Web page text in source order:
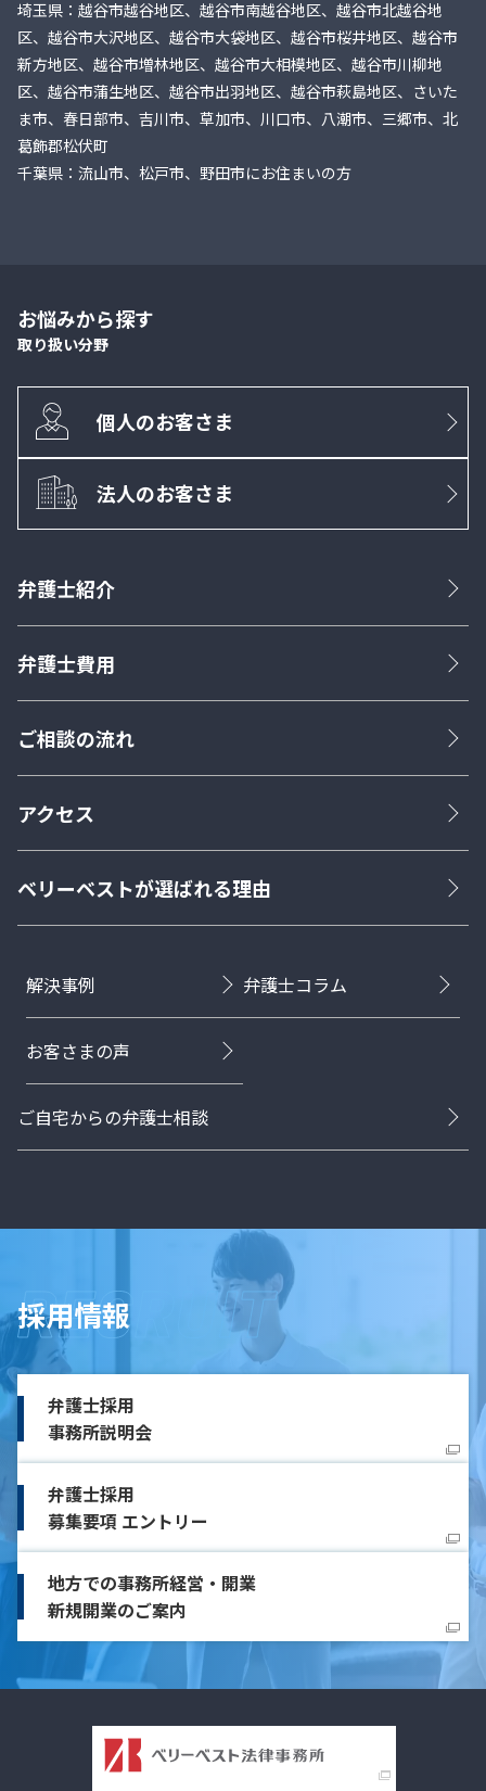
埼玉県：越谷市越谷地区、越谷市南越谷地区、越谷市北越谷地
区、越谷市大沢地区、越谷市大袋地区、越谷市桜井地区、越谷市
新方地区、越谷市増林地区、越谷市大相模地区、越谷市川柳地
区、越谷市蒲生地区、越谷市出羽地区、越谷市萩島地区、さいた
ま市、春日部市、吉川市、草加市、川口市、八潮市、三郷市、北
葛飾郡松伏町
千葉県：流山市、松戸市、野田市にお住まいの方
お悩みから探す
取り扱い分野
個人のお客さま
法人のお客さま
弁護士紹介
弁護士費用
ご相談の流れ
アクセス
ベリーベストが選ばれる理由
解決事例 弁護士コラム
お客さまの声
ご自宅からの弁護士相談
採用情報
弁護士採用
事務所説明会
弁護士採用
募集要項 エントリー
地方での事務所経営・開業
新規開業のご案内